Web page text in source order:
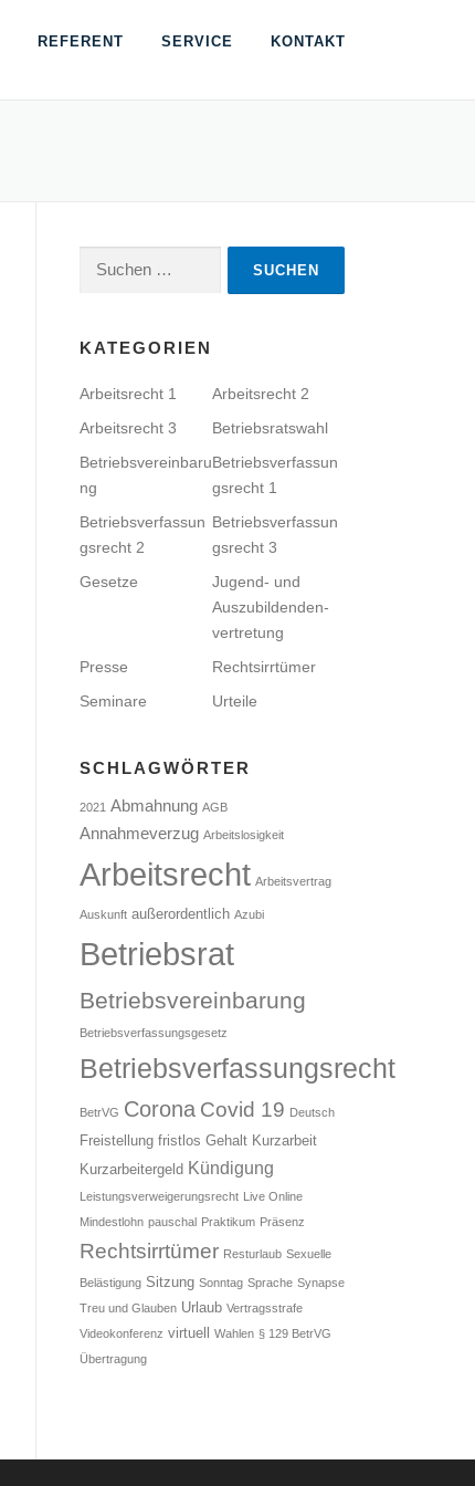
REFERENT SERVICE KONTAKT
KATEGORIEN
Arbeitsrecht 1
Arbeitsrecht 2
Arbeitsrecht 3
Betriebsratswahl
Betriebsvereinbaru
ng
Betriebsverfassun
gsrecht 1
Betriebsverfassun
gsrecht 2
Betriebsverfassun
gsrecht 3
Gesetze
Jugend- und
Auszubildenden­
vertretung
Presse
Rechtsirrtümer
Seminare
Urteile
SCHLAGWÖRTER
2021 Abmahnung AGB
Annahmeverzug Arbeitslosigkeit
Arbeitsrecht Arbeitsvertrag
Auskunft außerordentlich Azubi
Betriebsrat
Betriebsvereinbarung
Betriebsverfassungsgesetz
Betriebsverfassungsrecht
BetrVG Corona Covid 19 Deutsch
Freistellung fristlos Gehalt Kurzarbeit
Kurzarbeitergeld Kündigung
Leistungsverweigerungsrecht Live Online
Mindestlohn pauschal Praktikum Präsenz
Rechtsirrtümer Resturlaub Sexuelle
Belästigung Sitzung Sonntag Sprache Synapse
Treu und Glauben Urlaub Vertragsstrafe
Videokonferenz virtuell Wahlen § 129 BetrVG
Übertragung